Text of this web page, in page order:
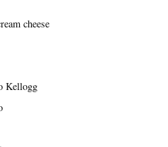
cheese
Kellogg